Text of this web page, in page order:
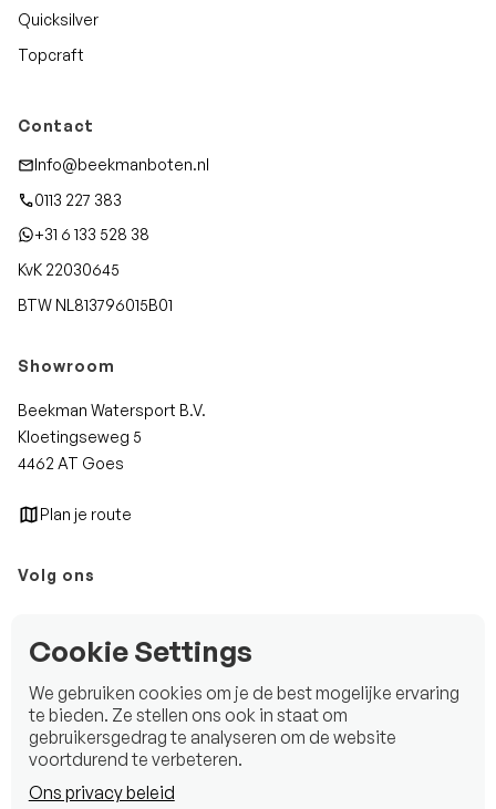
Quicksilver
Topcraft
Contact
Info@beekmanboten.nl
0113 227 383
+31 6 133 528 38
KvK 22030645
BTW NL813796015B01
Showroom
Beekman Watersport B.V.
Kloetingseweg 5
4462 AT Goes
Plan je route
Volg ons
Instagram
LinkedIn
Cookie Settings
We gebruiken cookies om je de best mogelijke ervaring
te bieden. Ze stellen ons ook in staat om
gebruikersgedrag te analyseren om de website
voortdurend te verbeteren.
Ons privacy beleid